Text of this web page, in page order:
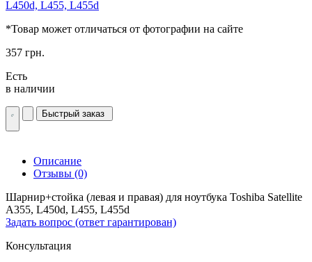
*Товар может отличаться от фотографии на сайте
357 грн.
Есть
в наличии
Быстрый заказ
Описание
Отзывы (0)
Шарнир+стойка (левая и правая) для ноутбука Toshiba Satellite
A355, L450d, L455, L455d
Задать вопрос (ответ гарантирован)
Консультация